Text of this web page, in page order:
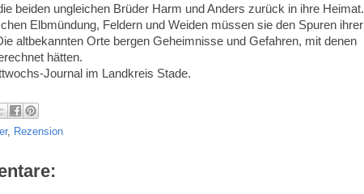
beiden ungleichen Brüder Harm und Anders zurück in ihre Heimat.
Elbmündung, Feldern und Weiden müssen sie den Spuren ihrer
altbekannten Orte bergen Geheimnisse und Gefahren, mit denen
hätten.
Journal im Landkreis Stade.
, Rezension